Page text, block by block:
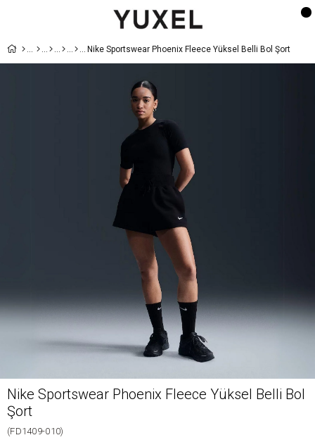
Nike Sportswear Phoenix Fleece Yüksel Belli Bol Şort
Nike Sportswear Phoenix Fleece Yüksel Belli Bol
Şort
(FD1409-010)